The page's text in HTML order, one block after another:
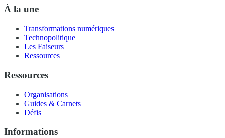
À la une
Transformations numériques
Technopolitique
Les Faiseurs
Ressources
Ressources
Organisations
Guides & Carnets
Défis
Informations